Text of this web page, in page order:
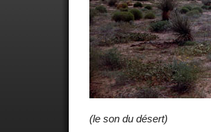
(le son du désert)